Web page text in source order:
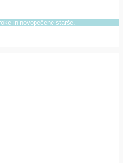
in novopečene starše.